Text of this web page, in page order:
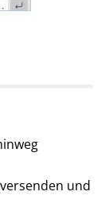
und